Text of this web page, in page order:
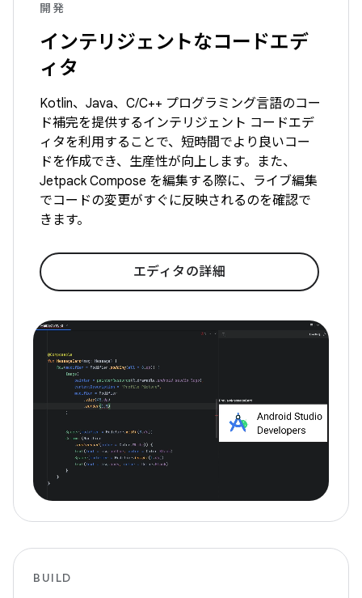
開発
インテリジェントなコードエデ
ィタ
Kotlin、Java、C/C++ プログラミング言語のコー
ド補完を提供するインテリジェント コードエデ
ィタを利用することで、短時間でより良いコー
ドを作成でき、生産性が向上します。また、
Jetpack Compose を編集する際に、ライブ編集
でコードの変更がすぐに反映されるのを確認で
きます。
エディタの詳細
BUILD